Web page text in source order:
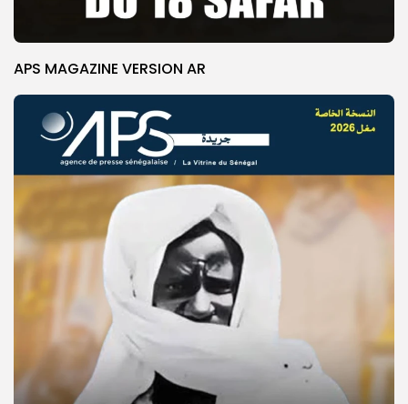
© Copyright 2025, APS
APS MAGAZINE VERSION AR